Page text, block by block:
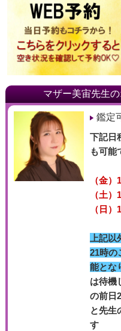
マザー美宙先生
鑑定
下記日
も可能
（金
（土
（日
上記
21時の
能とな
は待機
の前日
と先生
す